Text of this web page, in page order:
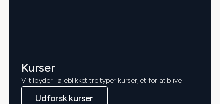
Kurser
Vi tilbyder i øjeblikket tre typer kurser, et for at blive
Udforsk kurser